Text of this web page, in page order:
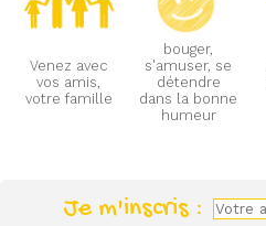
Venez avec
vos amis,
votre famille
bouger,
s'amuser, se
détendre
dans la bonne
humeur
Je m'inscris :